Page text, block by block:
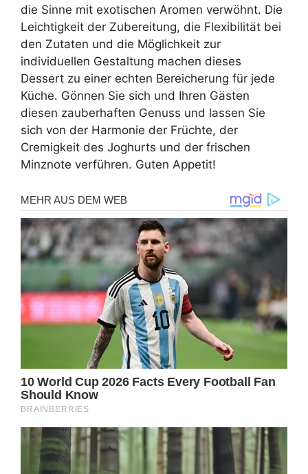
die Sinne mit exotischen Aromen verwöhnt. Die
Leichtigkeit der Zubereitung, die Flexibilität bei
den Zutaten und die Möglichkeit zur
individuellen Gestaltung machen dieses
Dessert zu einer echten Bereicherung für jede
Küche. Gönnen Sie sich und Ihren Gästen
diesen zauberhaften Genuss und lassen Sie
sich von der Harmonie der Früchte, der
Cremigkeit des Joghurts und der frischen
Minznote verführen. Guten Appetit!